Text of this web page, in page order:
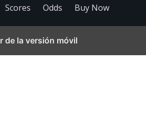
Scores Odds Buy Now
de la versión móvil